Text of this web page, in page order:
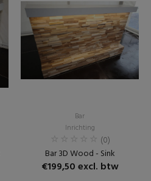
Bar
Inrichting
(0)
Bar 3D Wood - Sink
€199,50 excl. btw